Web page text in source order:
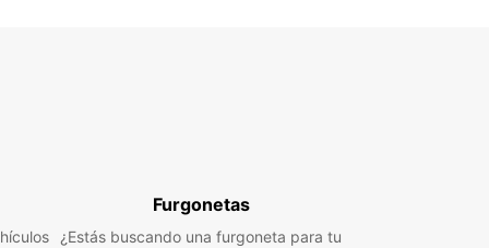
ubicados en el centro de Oxford, el
y la estación de tren, facilitando el acceso y
El proceso de reserva es rápido y sencillo
Furgonetas
¿Estás buscando una furgoneta para tu